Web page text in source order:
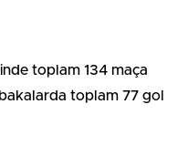
toplam 134 maça
toplam 77 gol